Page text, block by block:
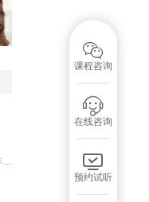

课程咨询

在线咨询

预约试听